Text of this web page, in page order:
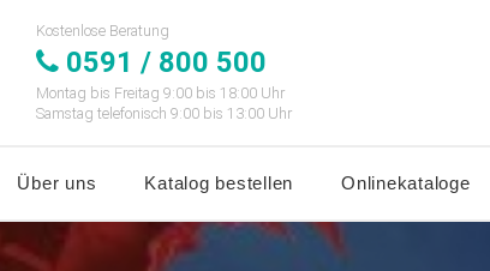
Kostenlose Beratung
0591 / 800 500
Montag bis Freitag 9:00 bis 18:00 Uhr
Samstag telefonisch 9:00 bis 13:00 Uhr
Über uns Katalog bestellen Onlinekataloge